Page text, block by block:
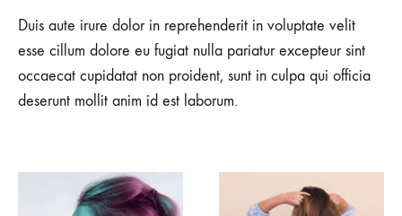
Duis aute irure dolor in reprehenderit in voluptate velit
esse cillum dolore eu fugiat nulla pariatur excepteur sint
occaecat cupidatat non proident, sunt in culpa qui officia
deserunt mollit anim id est laborum.